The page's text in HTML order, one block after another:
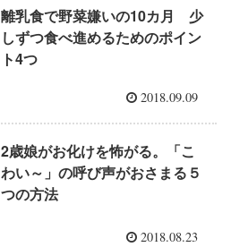
離乳食で野菜嫌いの10カ月 少
しずつ食べ進めるためのポイン
ト4つ
2018.09.09
2歳娘がお化けを怖がる。「こ
わい～」の呼び声がおさまる５
つの方法
2018.08.23